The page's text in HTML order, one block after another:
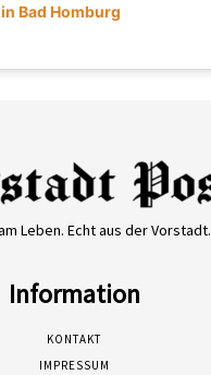
Bad Homburg
Leben. Echt aus der Vorstadt.
Information
KONTAKT
IMPRESSUM